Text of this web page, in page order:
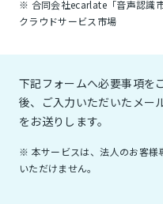
※ 合同会社ecarlate「音声認識
クラウドサービス市場
下記フォームへ必要事項を
後、ご入力いただいたメー
をお送りします。
※ 本サービスは、法人のお客様
いただけません。